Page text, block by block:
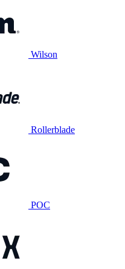
Wilson
Rollerblade
POC